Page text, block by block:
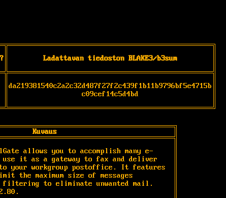
Ladattavan tiedoston BLAKE3/b3sum
da219381540c2a2c32d487f27f2c439f1b11b9796bf5e4715b
c09cef14c5d4bd
Kuvaus
allows you to accomplish many e-
use it as a gateway to fax and deliver
your workgroup postoffice. It features
the maximum size of messages
filtering to eliminate unwanted mail.